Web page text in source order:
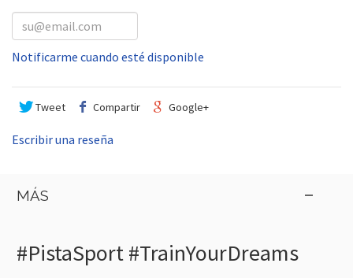
Notificarme cuando esté disponible
Tweet Compartir Google+
Escribir una reseña
MÁS
#PistaSport #TrainYourDreams